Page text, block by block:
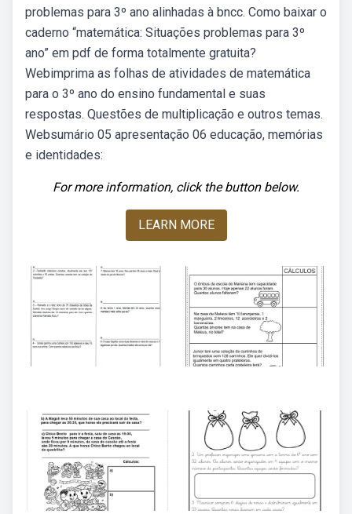
problemas para 3º ano alinhadas à bncc. Como baixar o
caderno “matemática: Situações problemas para 3º
ano” em pdf de forma totalmente gratuita?
Webimprima as folhas de atividades de matemática
para o 3º ano do ensino fundamental e suas
respostas. Questões de multiplicação e outros temas.
Websumário 05 apresentação 06 educação, memórias
e identidades:
For more information, click the button below.
LEARN MORE